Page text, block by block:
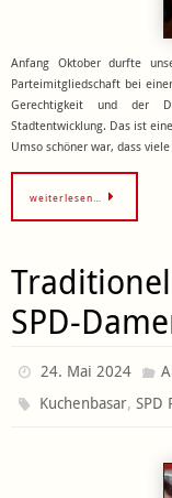
Anfang Oktober durfte
Parteimitgliedschaft bei
Gerechtigkeit und der
Stadtentwicklung. Das ist
Umso schöner war, dass
weiterlesen…
SPD-
24. Mai 2024
Kuchenbasar,SPD